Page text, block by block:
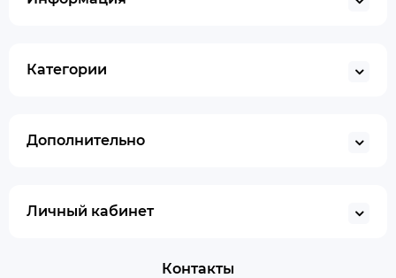
Категории
Дополнительно
Личный кабинет
Контакты